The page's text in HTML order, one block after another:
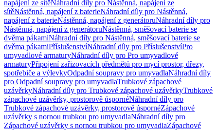
napájení ze sítěNáhradní díly pro Nástěnná, napájení ze
sítěNástěnná, napájení z baterieNáhradní díly pro Nástěnná,
napájení z baterieNástěnná, napájení z generátoruNáhradní díly pro
Nástěnná, napájení z generátoruNástěnná, směšovací baterie se
dvěma pákamiNáhradní díly pro Nástěnná, směšovací baterie se
dvěma pákamiPříslušenstvíNáhradní díly pro PříslušenstvíPro
umyvadlové armaturyNáhradní díly pro Pro umyvadlové
armaturyPřipojení zařizovacích předmětů pro mycí prostor, dřezy,
spotřebiče a výlevkyOdpadní soupravy pro umyvadlaNáhradní díly
pro Odpadní soupravy pro umyvadlaTrubkové zápachové
uzávěrkyNáhradní díly pro Trubkové zápachové uzávěrkyTrubkové
zápachové uzávěrky, prostorově úspornéNáhradní díly pro
Trubkové zápachové uzávěrky, prostorově úspornéZápachové
uzávěrky s nornou trubkou pro umyvadlaNáhradní díly pro
Zápachové uzávěrky s nornou trubkou pro umyvadlaZápachové